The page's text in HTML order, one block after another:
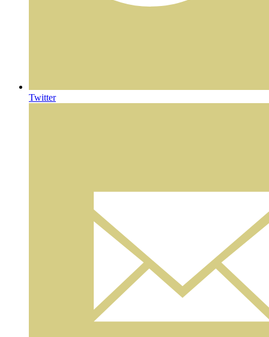
Twitter